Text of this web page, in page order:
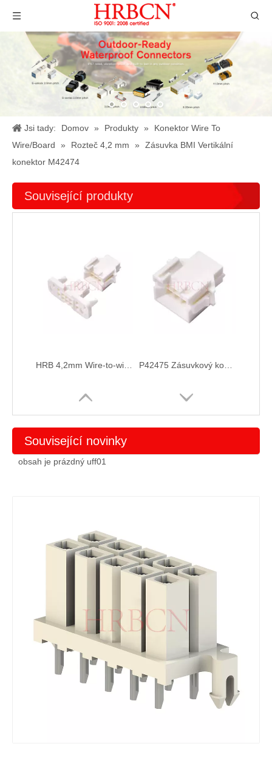
Jsi tady: Domov » Produkty »
Konektor Wire To
Wire/Board
» Rozteč 4,2 mm »
Zásuvka BMI Vertikální
konektor M42474
Související produkty
P42474 Zásuvkový konektor pouzdra zásuvky
Související novinky
obsah je prázdný uff01